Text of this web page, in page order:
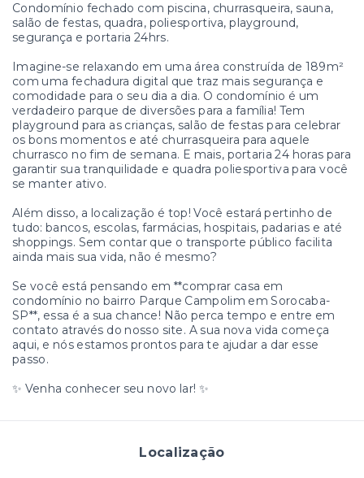
Condomínio fechado com piscina, churrasqueira, sauna,
salão de festas, quadra, poliesportiva, playground,
segurança e portaria 24hrs.
Imagine-se relaxando em uma área construída de 189m²
com uma fechadura digital que traz mais segurança e
comodidade para o seu dia a dia. O condomínio é um
verdadeiro parque de diversões para a família! Tem
playground para as crianças, salão de festas para celebrar
os bons momentos e até churrasqueira para aquele
churrasco no fim de semana. E mais, portaria 24 horas para
garantir sua tranquilidade e quadra poliesportiva para você
se manter ativo.
Além disso, a localização é top! Você estará pertinho de
tudo: bancos, escolas, farmácias, hospitais, padarias e até
shoppings. Sem contar que o transporte público facilita
ainda mais sua vida, não é mesmo?
Se você está pensando em **comprar casa em
condomínio no bairro Parque Campolim em Sorocaba-
SP**, essa é a sua chance! Não perca tempo e entre em
contato através do nosso site. A sua nova vida começa
aqui, e nós estamos prontos para te ajudar a dar esse
passo.
✨ Venha conhecer seu novo lar! ✨
Localização